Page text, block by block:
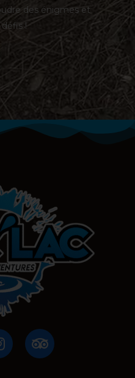
des énigmes et
!
T
r